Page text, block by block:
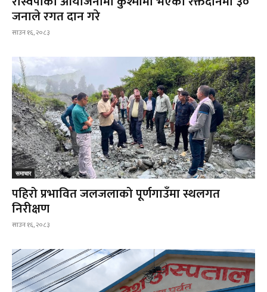
जनाले रगत दान गरे
साउन १६, २०८३
समाचार
पहिरो प्रभावित जलजलाको पूर्णगाउँमा स्थलगत
निरीक्षण
साउन १६, २०८३